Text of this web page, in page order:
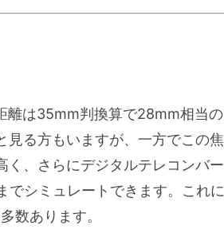
離は35mm判換算で28mm相当の
見る方もいますが、一方でこの焦
く、さらにデジタルテレコンバー
シミュレートできます。これに
数あります。